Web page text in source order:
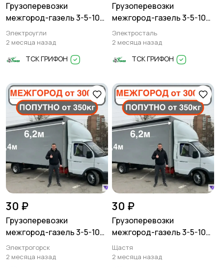
Грузоперевозки
межгород-газель 3-5-10
тонн
Электроугли
2 месяца назад
ТСК ГРИФОН
Грузоперевозки
межгород-газель 3-5-10
тонн
Электросталь
2 месяца назад
ТСК ГРИФОН
30 ₽
Грузоперевозки
межгород-газель 3-5-10
тонн
Электрогорск
2 месяца назад
30 ₽
Грузоперевозки
межгород-газель 3-5-10
тонн
Щастя
2 месяца назад